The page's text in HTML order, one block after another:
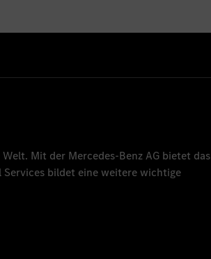
Mit der Mercedes-Benz AG bietet das
Services bildet eine weitere wichtige